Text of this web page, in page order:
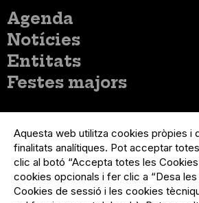
Menú
principal
Agenda
Notícies
Entitats
Festes majors
del
compte
d'usuari
Menú
usuari
no
loggat
Registre organització
Menú
Peu
Sobre el projecte
Preguntes freqüents
Aquesta web utilitza cookies pròpies i
finalitats analítiques. Pot acceptar
clic al botó “Accepta totes les
cookies opcionals i fer clic a “Desa
Cookies de sessió i les cookies